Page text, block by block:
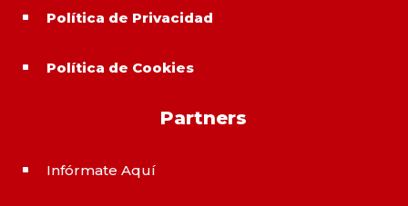
^ Política de Privacidad
^ Política de Cookies
Partners
^ Infórmate Aquí